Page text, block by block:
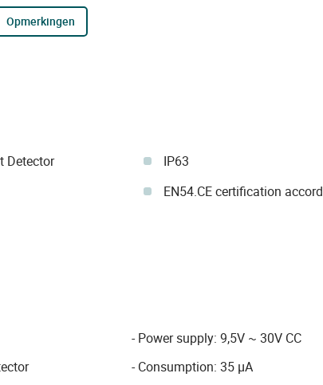
opmerkingen
Detector
IP63
EN54.CE certification
- Power supply: 9,5V ~ 30V CC
- Consumption: 35 µA